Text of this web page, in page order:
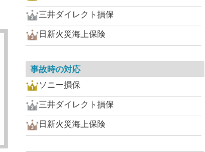
三井ダイレクト損保
日新火災海上保険
事故時の対応
ソニー損保
三井ダイレクト損保
日新火災海上保険